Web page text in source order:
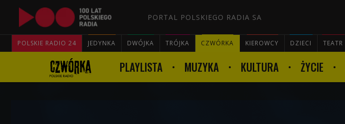
PORTAL POLSKIEGO RADIA SA
POLSKIE RADIO 24 JEDYNKA DWÓJKA TRÓJKA CZWÓRKA KIEROWCY DZIECI TEATR
PLAYLISTA MUZYKA KULTURA ŻYCIE